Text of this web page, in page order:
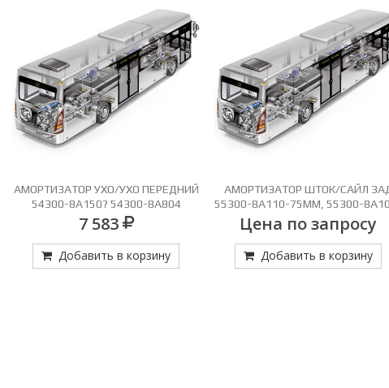
АМОРТИЗАТОР УХО/УХО ПЕРЕДНИЙ
54300-8A150? 54300-8А804
7 583
Добавить в корзину
АМОРТИЗАТОР ШТОК/САЙЛ
55300-8A110-75ММ, 55300-
70ММ ТОНКИЕ CHUN-WOO 0607
СЖ35,5/РАЗЖ56
Цена по запросу
Добавить в корзину